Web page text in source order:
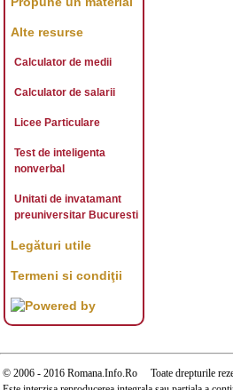
Alte resurse
Calculator de medii
Calculator de salarii
Licee Particulare
Test de inteligenta
nonverbal
Unitati de invatamant
preuniversitar Bucuresti
Legături utile
Termeni si condiţii
© 2006 - 2016 Romana.Info.Ro Toate drepturile